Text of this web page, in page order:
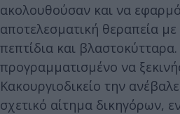
ακολουθούσαν και να
αποτελεσματική θεραπεία
πεπτίδια και
προγραμματισμένο να
Κακουργιοδικείο την
σχετικό αίτημα δικηγόρων,